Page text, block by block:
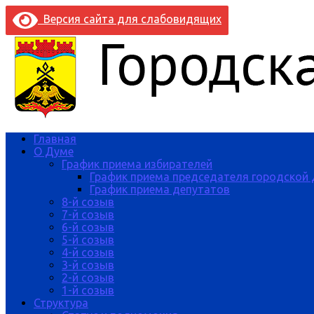
Версия сайта для слабовидящих
Главная
О Думе
График приема избирателей
График приема председателя
График приема депутатов
8-й созыв
7-й созыв
6-й созыв
5-й созыв
4-й созыв
3-й созыв
2-й созыв
1-й созыв
Структура